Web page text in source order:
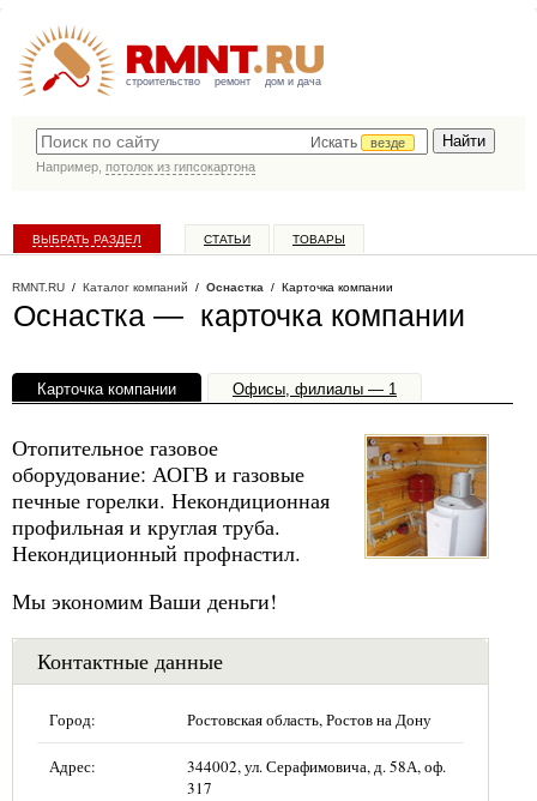
строительство ремонт дом и дача
Искать
везде
Например, потолок из гипсокартона
ВЫБРАТЬ РАЗДЕЛ СТАТЬИ ТОВАРЫ
RMNT.RU / Каталог компаний / Оснастка / Карточка компании
Оснастка — карточка компании
Карточка компании Офисы, филиалы — 1
Отопительное газовое
оборудование: АОГВ и газовые
печные горелки. Некондиционная
профильная и круглая труба.
Некондиционный профнастил.
Мы экономим Ваши деньги!
Контактные данные
Город: Ростовская область, Ростов на Дону
Адрес:
344002, ул. Серафимовича, д. 58А, оф.
317